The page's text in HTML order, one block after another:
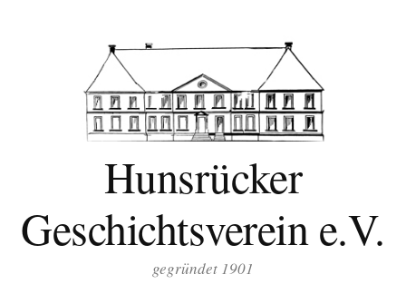
Hunsrücker
Geschichtsverein e.V.
gegründet 1901